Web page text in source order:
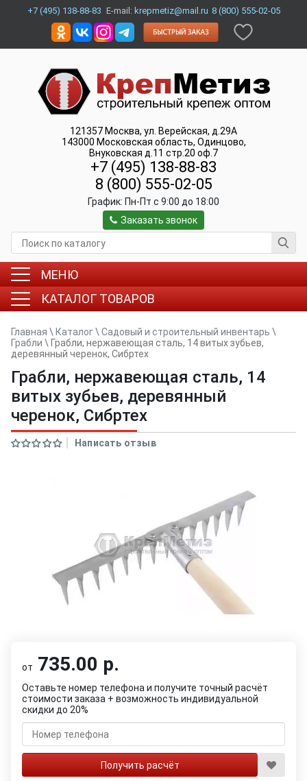
+7 (495) 138-88-83 E-mail: krepmetiz@mail.ru 8 (800) 555-02-05
121357 Москва, ул. Верейская, д.29А
143000 Московская область, Одинцово,
Внуковская д.11 стр.20 оф.7
+7 (495) 138-88-83
8 (800) 555-02-05
График: Пн-Пт c 9:00 до 18:00
Заказать звонок
МЕНЮ
КАТАЛОГ ТОВАРОВ
Главная \ Каталог\ Садовый и строительный инвентарь \
Грабли \ Грабли, нержавеющая сталь, 14 витых зубьев,
деревянный черенок, Сибртех
Грабли, нержавеющая сталь, 14
витых зубьев, деревянный
черенок, Сибртех
Написать отзыв
от 735.00 р.
Оставьте номер телефона и получите точный расчёт
стоимости заказа + возможность индивидуальной
скидки до 20%